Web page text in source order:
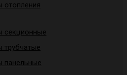
отопления
секционные
трубчатые
панельные